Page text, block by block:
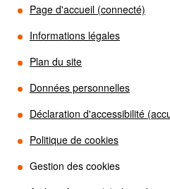
Page d'accueil (connecté)
Informations légales
Plan du site
Données personnelles
Déclaration d'accessibilité
Politique de cookies
Gestion des cookies